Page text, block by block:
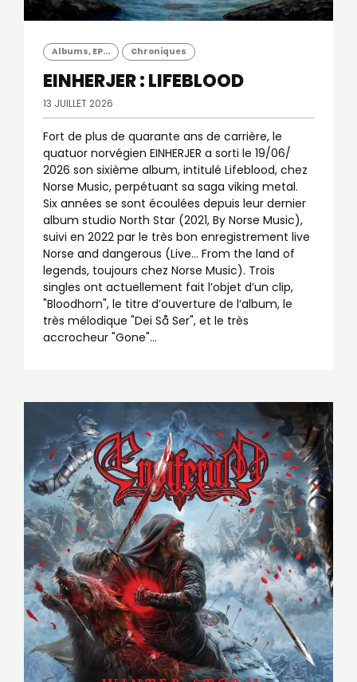
Albums, EP... Chroniques
EINHERJER : LIFEBLOOD
13 JUILLET 2026
Fort de plus de quarante ans de carrière, le
quatuor norvégien EINHERJER a sorti le 19/06/
2026 son sixième album, intitulé Lifeblood, chez
Norse Music, perpétuant sa saga viking metal.
Six années se sont écoulées depuis leur dernier
album studio North Star (2021, By Norse Music),
suivi en 2022 par le très bon enregistrement live
Norse and dangerous (Live… From the land of
legends, toujours chez Norse Music). Trois
singles ont actuellement fait l’objet d’un clip,
"Bloodhorn", le titre d’ouverture de l’album, le
très mélodique "Dei Så Ser", et le très
accrocheur "Gone"...